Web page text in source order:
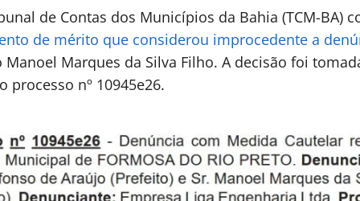
de Contas dos Municípios da Bahia (TCM-BA)
de mérito que considerou improcedente a
Marques da Silva Filho. A decisão foi
nº 10945e26.